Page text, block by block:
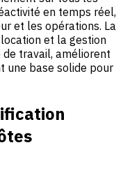
en temps réel,
et les opérations. La
et la gestion
travail, améliorent
une base solide pour